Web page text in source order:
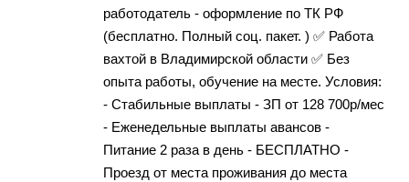
работодатель - оформление по ТК РФ
(бесплатно. Полный соц. пакет. ) ✅ Работа
вахтой в Владимирской области ✅ Без
опыта работы, обучение на месте. Условия:
- Стабильные выплаты - ЗП от 128 700р/мес
- Еженедельные выплаты авансов -
Питание 2 раза в день - БЕСПЛАТНО -
Проезд от места проживания до места